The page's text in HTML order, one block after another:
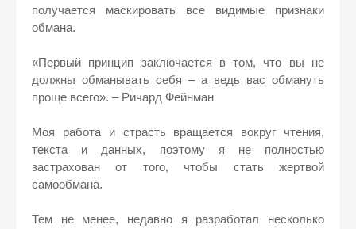
получается маскировать все видимые признаки
обмана.
«Первый принцип заключается в том, что вы не
должны обманывать себя – а ведь вас обмануть
проще всего». – Ричард Фейнман
Моя работа и страсть вращается вокруг чтения,
текста и данных, поэтому я не полностью
застрахован от того, чтобы стать жертвой
самообмана.
Тем не менее, недавно я разработал несколько